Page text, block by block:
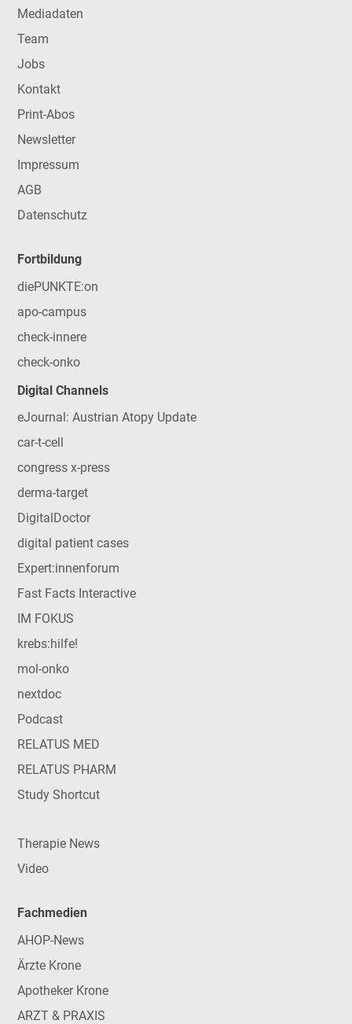
Mediadaten
Team
Jobs
Kontakt
Print-Abos
Newsletter
Impressum
AGB
Datenschutz
Fortbildung
diePUNKTE:on
apo-campus
check-innere
check-onko
Digital Channels
eJournal: Austrian Atopy Update
car-t-cell
congress x-press
derma-target
DigitalDoctor
digital patient cases
Expert:innenforum
Fast Facts Interactive
IM FOKUS
krebs:hilfe!
mol-onko
nextdoc
Podcast
RELATUS MED
RELATUS PHARM
Study Shortcut
Therapie News
Video
Fachmedien
AHOP-News
Ärzte Krone
Apotheker Krone
ARZT & PRAXIS